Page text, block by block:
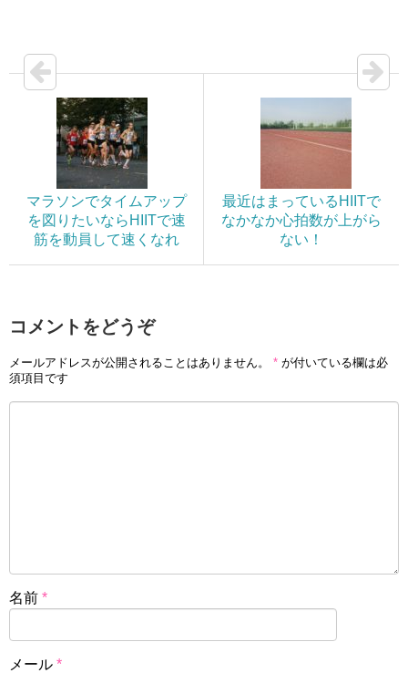
マラソンでタイムアップ
を図りたいならHIITで速
筋を動員して速くなれ
最近はまっているHIITで
なかなか心拍数が上がら
ない！
コメントをどうぞ
メールアドレスが公開されることはありません。 * が付いている欄は必
須項目です
名前 *
メール *